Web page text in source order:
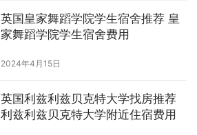
英国皇家舞蹈学院学生宿舍推荐 皇
家舞蹈学院学生宿舍费用
2024年4月15日
英国利兹利兹贝克特大学找房推荐
利兹利兹贝克特大学附近住宿费用